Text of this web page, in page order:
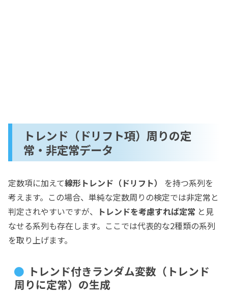
トレンド（ドリフト項）周りの定
常・非定常データ
定数項に加えて線形トレンド（ドリフト）
を持つ系列を
考えます。この場合、単純な定数周りの検定では非定常と
判定されやすいですが、 トレンドを考慮すれば定常 と見
なせる系列も存在します。ここでは代表的な2種類の系列
を取り上げます。
トレンド付きランダム変数（トレンド
周りに定常）の生成